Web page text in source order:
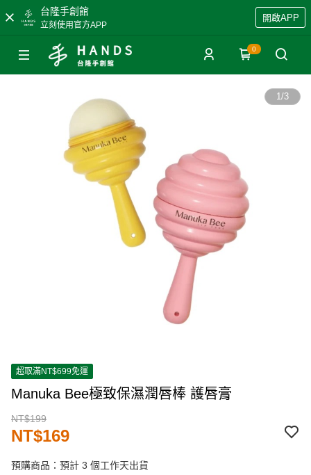
台隆手創館
立刻使用官方APP
開啟APP
0
1/3
超取滿NT$699免運
Manuka Bee極致保濕潤唇棒 護唇膏
NT$199
NT$169
預購商品：預計 3 個工作天出貨